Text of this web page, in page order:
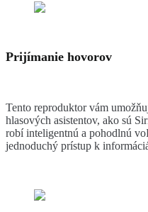
Prijímanie hovorov
Tento reproduktor vám
hlasových asistentov, ako sú
robí inteligentnú a pohodlnú
jednoduchý prístup k